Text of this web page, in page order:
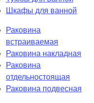
Шкафы для ванной
Раковина
встраиваемая
Раковина накладная
Раковина
отдельностоящая
Раковина подвесная